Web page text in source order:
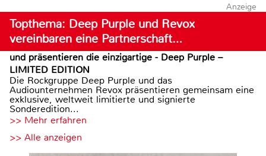
Anzeige
Topthema: Deep Purple und Revox
vereinbaren eine Partnerschaft…
und präsentieren die einzigartige - Deep Purple –
LIMITED EDITION
Die Rockgruppe Deep Purple und das
Audiounternehmen Revox präsentieren gemeinsam eine
exklusive, weltweit limitierte und signierte
Sonderedition...
>> Mehr erfahren
>> Alle anzeigen